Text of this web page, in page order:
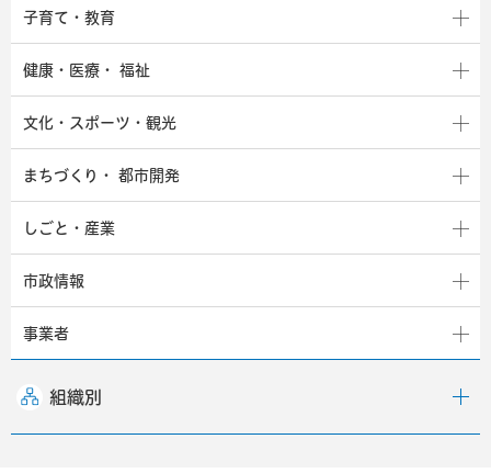
子育て・教育
健康・医療・ 福祉
文化・スポーツ・観光
まちづくり・ 都市開発
しごと・産業
市政情報
事業者
組織別